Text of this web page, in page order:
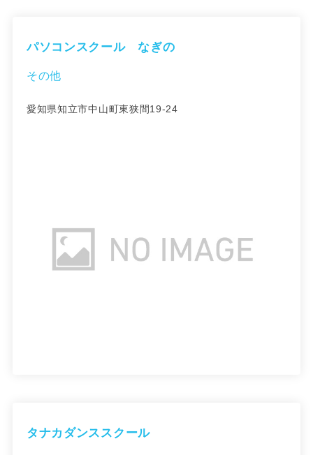
パソコンスクール なぎの
その他
愛知県知立市中山町東狭間19-24
タナカダンススクール